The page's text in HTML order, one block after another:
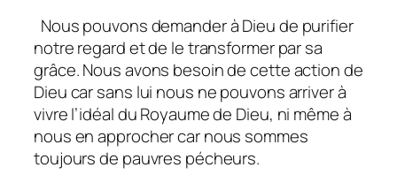
Nous pouvons demander à Dieu de purifier
notre regard et de le transformer par sa
grâce. Nous avons besoin de cette action de
Dieu car sans lui nous ne pouvons arriver à
vivre l’idéal du Royaume de Dieu, ni même à
nous en approcher car nous sommes
toujours de pauvres pécheurs.